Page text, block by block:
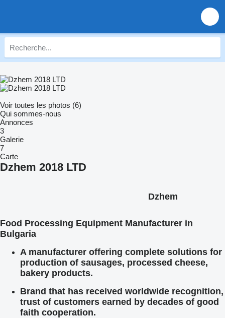
Voir toutes les photos (6)
Qui sommes-nous
Annonces
3
Galerie
7
Carte
Dzhem 2018 LTD
Dzhem
Food Processing Equipment Manufacturer in
Bulgaria
A manufacturer offering complete solutions for
production of sausages, processed cheese,
bakery products.
Brand that has received worldwide recognition,
trust of customers earned by decades of good
faith cooperation.